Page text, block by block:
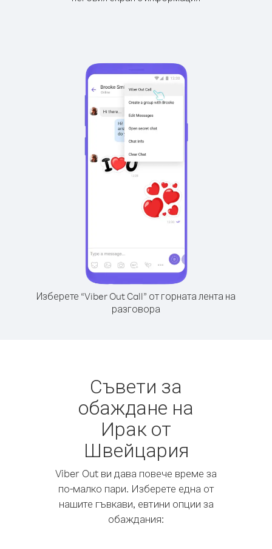
Изберете “Viber Out Call” от горната лента на
разговора
Съвети за
обаждане на
Ирак от
Швейцария
Viber Out ви дава повече време за
по-малко пари. Изберете една от
нашите гъвкави, евтини опции за
обаждания: